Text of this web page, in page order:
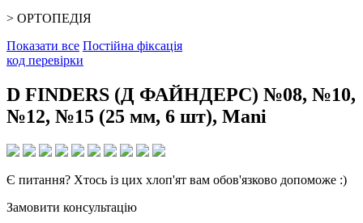
> ОРТОПЕДІЯ
Показати все Постійна фіксація
код перевiрки
D FINDERS (Д ФАЙНДЕРС) №08, №10,
№12, №15 (25 мм, 6 шт), Mani
Є питання? Хтось із цих хлоп'ят вам обов'язково допоможе :)
Замовити консультацію